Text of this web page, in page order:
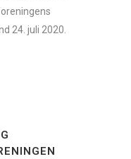
24. juli 2020.